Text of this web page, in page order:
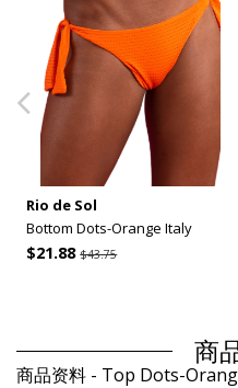
Rio de Sol
Bottom Dots-Orange Italy
$21.88$43.75
商
商品资料 - Top Dots-